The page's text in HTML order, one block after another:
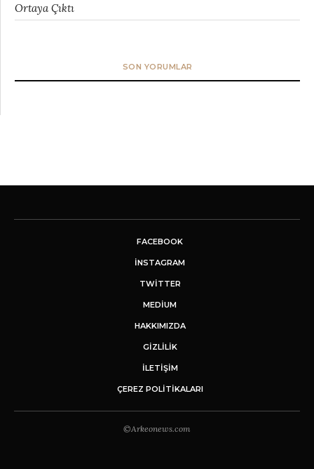
Ortaya Çıktı
SON YORUMLAR
FACEBOOK
INSTAGRAM
TWITTER
MEDIUM
HAKKIMIZDA
GİZLİLİK
İLETIŞIM
ÇEREZ POLITIKALARI
©Arkeonews.com